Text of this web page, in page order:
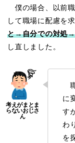
僕の場合、以前
して職場に配慮を
と→自分での対処→
し直しました。
に
す
わ
を